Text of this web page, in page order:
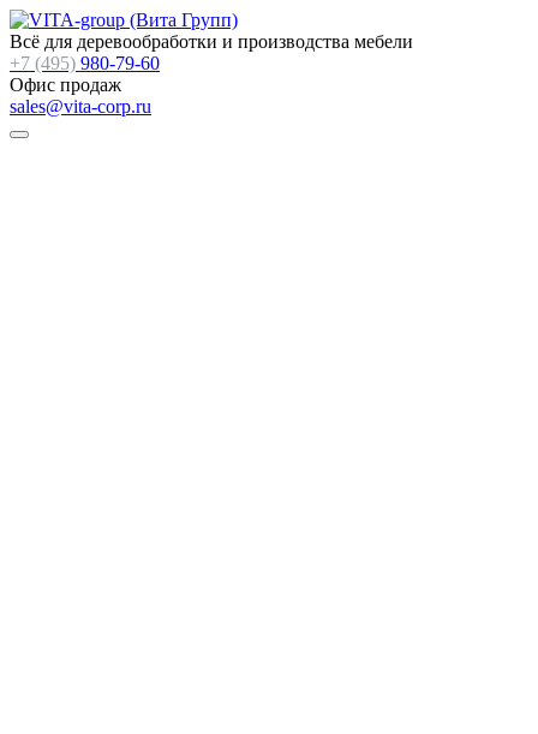
Всё для деревообработки и производства мебели
+7 (495) 980-79-60
Офис продаж
sales@vita-corp.ru